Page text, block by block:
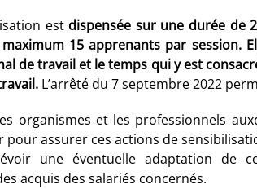
est dispensée sur une durée de
15 apprenants par session.
de travail et le temps qui y est
L’arrêté du 7 septembre 2022
organismes et les professionnels
pour assurer ces actions de
une éventuelle adaptation de
acquis des salariés concernés.